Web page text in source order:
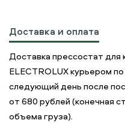
Доставка и оплата
Доставка прессостат для
ELECTROLUX курьером
следующий день после
от 680 рублей (конечная
объема груза).